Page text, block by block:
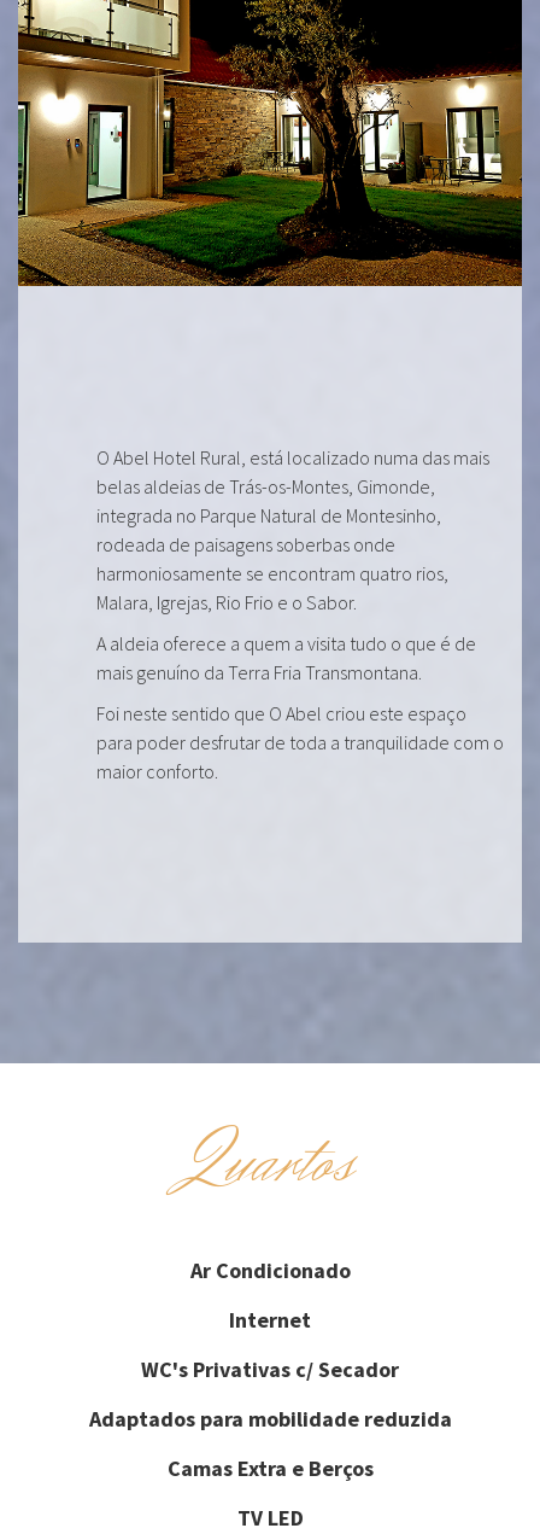
O Abel Hotel Rural, está localizado numa das mais
belas aldeias de Trás-os-Montes, Gimonde,
integrada no Parque Natural de Montesinho,
rodeada de paisagens soberbas onde
harmoniosamente se encontram quatro rios,
Malara, Igrejas, Rio Frio e o Sabor.
A aldeia oferece a quem a visita tudo o que é de
mais genuíno da Terra Fria Transmontana.
Foi neste sentido que O Abel criou este espaço
para poder desfrutar de toda a tranquilidade com o
maior conforto.
Quartos
Ar Condicionado
Internet
WC's Privativas c/ Secador
Adaptados para mobilidade reduzida
Camas Extra e Berços
TV LED